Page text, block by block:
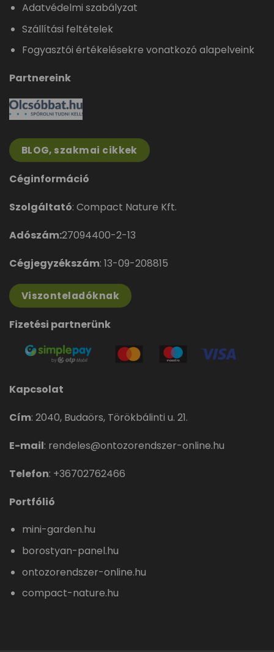
Adatvédelmi szabályzat
Szállítási feltételek
Fogyasztói értékelésekre vonatkozó alapelveink
Partnereink
BLOG, szakmai cikkek
Céginformáció
Szolgáltató: Compact Nature Kft.
Adószám:27094400-2-13
Cégjegyzékszám: 13-09-208815
Viszonteladóknak
Fizetési partnerünk
Kapcsolat
Cím: 2040, Budaörs, Törökbálinti u. 21.
E-mail: rendeles@ontozorendszer-online.hu
Telefon: +36702762466
Portfólió
mini-garden.hu
borostyan-panel.hu
ontozorendszer-online.hu
compact-nature.hu